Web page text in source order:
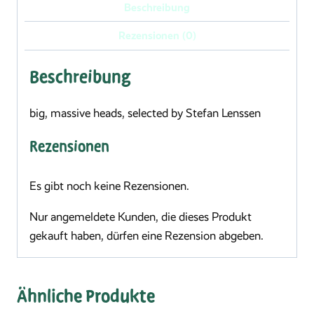
Beschreibung
Rezensionen (0)
Beschreibung
big, massive heads, selected by Stefan Lenssen
Rezensionen
Es gibt noch keine Rezensionen.
Nur angemeldete Kunden, die dieses Produkt
gekauft haben, dürfen eine Rezension abgeben.
Ähnliche Produkte